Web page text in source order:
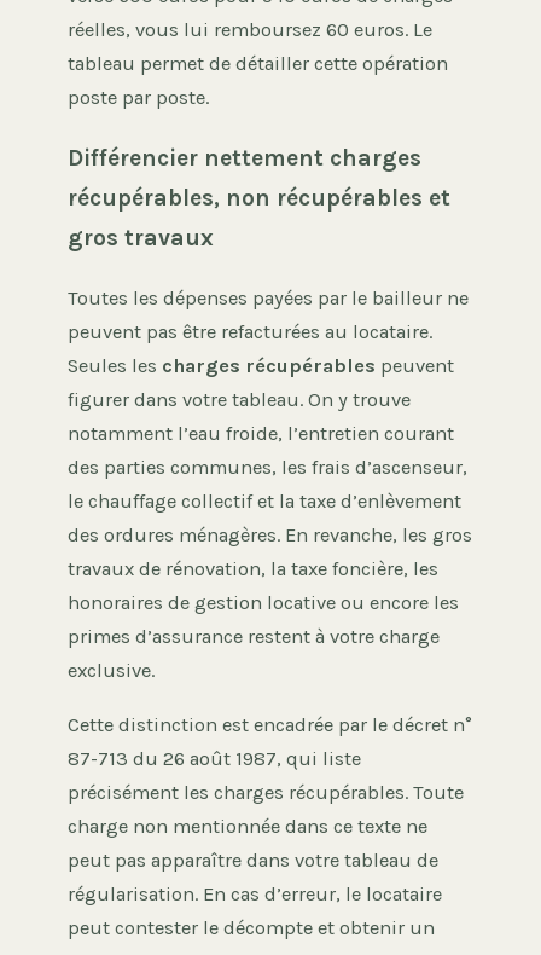
réelles, vous lui remboursez 60 euros. Le
tableau permet de détailler cette opération
poste par poste.
Différencier nettement charges
récupérables, non récupérables et
gros travaux
Toutes les dépenses payées par le bailleur ne
peuvent pas être refacturées au locataire.
Seules les charges récupérables peuvent
figurer dans votre tableau. On y trouve
notamment l’eau froide, l’entretien courant
des parties communes, les frais d’ascenseur,
le chauffage collectif et la taxe d’enlèvement
des ordures ménagères. En revanche, les gros
travaux de rénovation, la taxe foncière, les
honoraires de gestion locative ou encore les
primes d’assurance restent à votre charge
exclusive.
Cette distinction est encadrée par le décret n°
87-713 du 26 août 1987, qui liste
précisément les charges récupérables. Toute
charge non mentionnée dans ce texte ne
peut pas apparaître dans votre tableau de
régularisation. En cas d’erreur, le locataire
peut contester le décompte et obtenir un